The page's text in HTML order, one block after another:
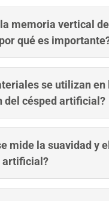
memoria vertical
qué es
se utilizan en
del césped artificial?
mide la suavidad y
artificial?